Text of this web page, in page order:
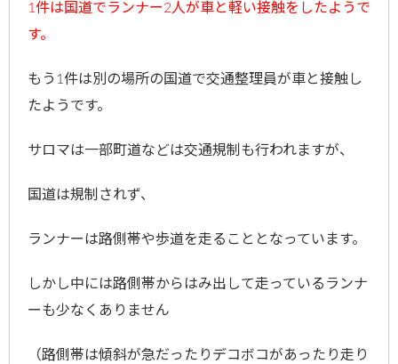
1件は国道でランナー2人が車と軽い接触をしたようで
す。
もう1件は別の場所の国道で交通整理員が車と接触し
たようです。
サロマは一部町道などは交通規制も行われますが、
国道は規制されず、
ランナーは路側帯や歩道を走ることとなっています。
しかし中には路側帯からはみ出して走っているランナ
ーも少なくありません
（路側帯は傾斜が急だったりデコボコがあったり走り